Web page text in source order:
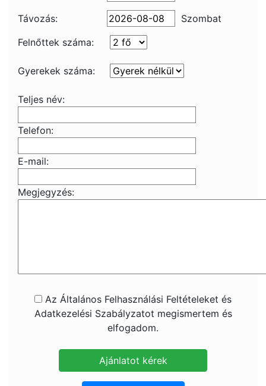
Távozás:
Szombat
Felnőttek száma:
Gyerekek száma:
Teljes név:
Telefon:
E-mail:
Megjegyzés:
Az Általános Felhasználási Feltételeket és
Adatkezelési Szabályzatot megismertem és
elfogadom.